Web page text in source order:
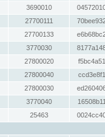
3690010
27700111
27700133
3770030
27800020
27800040
27800030
3770040
25463